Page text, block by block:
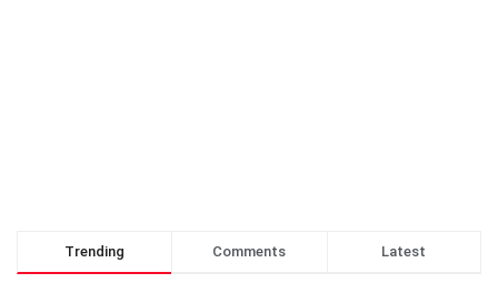
Trending Comments Latest